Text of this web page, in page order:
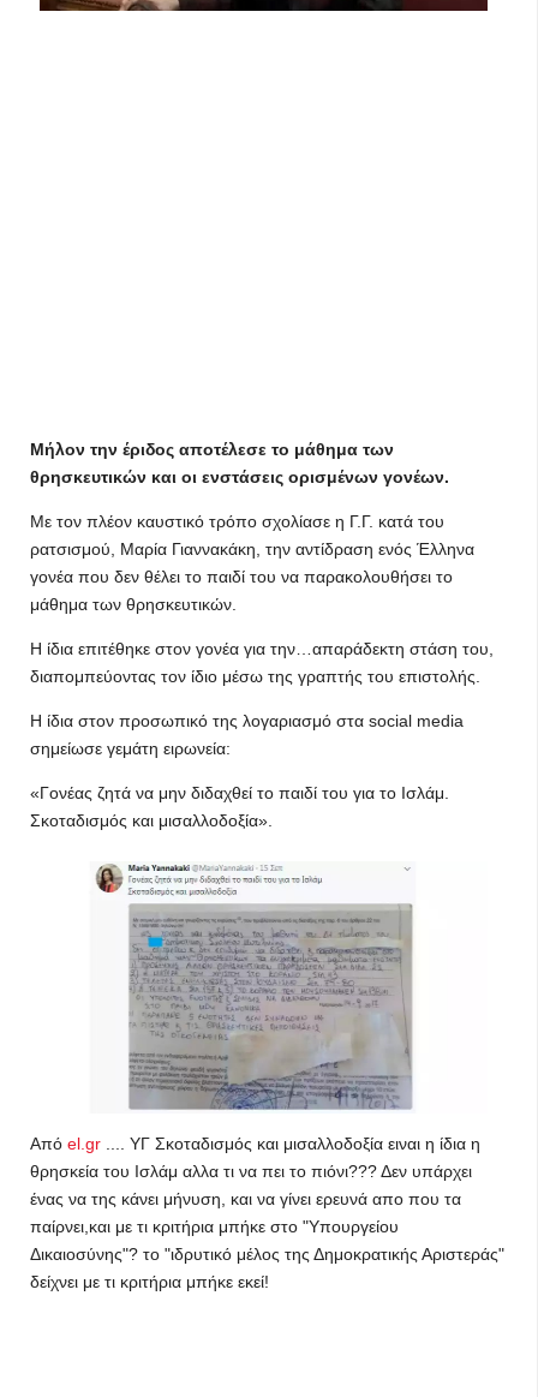
Μήλον την έριδος αποτέλεσε το μάθημα των
θρησκευτικών και οι ενστάσεις ορισμένων γονέων.
Με τον πλέον καυστικό τρόπο σχολίασε η Γ.Γ. κατά του
ρατσισμού, Μαρία Γιαννακάκη, την αντίδραση ενός Έλληνα
γονέα που δεν θέλει το παιδί του να παρακολουθήσει το
μάθημα των θρησκευτικών.
Η ίδια επιτέθηκε στον γονέα για την…απαράδεκτη στάση του,
διαπομπεύοντας τον ίδιο μέσω της γραπτής του επιστολής.
Η ίδια στον προσωπικό της λογαριασμό στα social media
σημείωσε γεμάτη ειρωνεία:
«Γονέας ζητά να μην διδαχθεί το παιδί του για το Ισλάμ.
Σκοταδισμός και μισαλλοδοξία».
Από el.gr .... ΥΓ Σκοταδισμός και μισαλλοδοξία ειναι η ίδια η
θρησκεία του Ισλάμ αλλα τι να πει το πιόνι??? Δεν υπάρχει
ένας να της κάνει μήνυση, και να γίνει ερευνά απο που τα
παίρνει,και με τι κριτήρια μπήκε στο "Υπουργείου
Δικαιοσύνης"? το "ιδρυτικό μέλος της Δημοκρατικής Αριστεράς"
δείχνει με τι κριτήρια μπήκε εκεί!